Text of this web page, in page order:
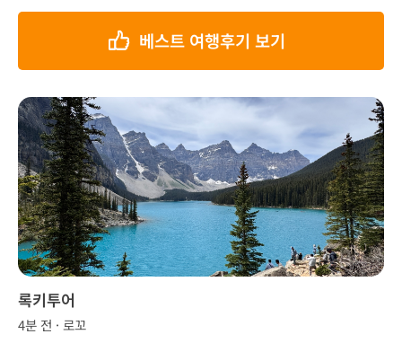
베스트 여행후기 보기
록키투어
4분 전 · 로꼬